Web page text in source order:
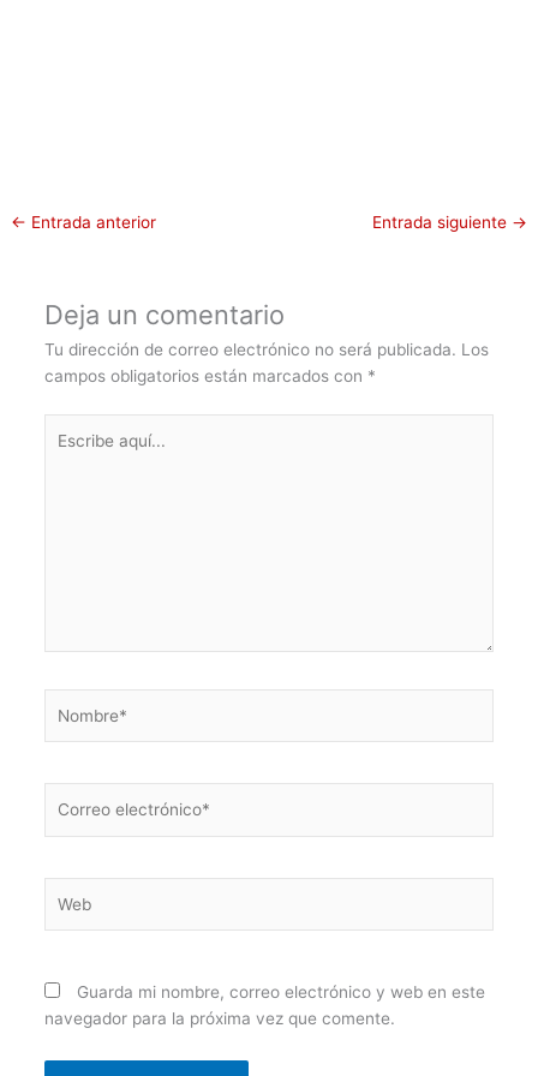
← Entrada anterior Entrada siguiente →
Deja un comentario
Tu dirección de correo electrónico no será publicada. Los
campos obligatorios están marcados con *
aquí...
electrónico*
Guarda mi nombre, correo electrónico y web en este
navegador para la próxima vez que comente.